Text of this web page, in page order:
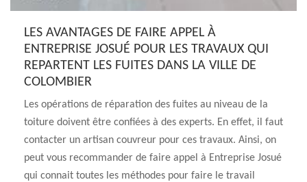
LES AVANTAGES DE FAIRE APPEL À
ENTREPRISE JOSUÉ POUR LES TRAVAUX QUI
REPARTENT LES FUITES DANS LA VILLE DE
COLOMBIER
Les opérations de réparation des fuites au niveau de la
toiture doivent être confiées à des experts. En effet, il faut
contacter un artisan couvreur pour ces travaux. Ainsi, on
peut vous recommander de faire appel à Entreprise Josué
qui connait toutes les méthodes pour faire le travail